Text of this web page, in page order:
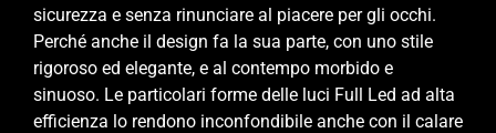
sicurezza e senza rinunciare al piacere per gli occhi.
Perché anche il design fa la sua parte, con uno stile
rigoroso ed elegante, e al contempo morbido e
sinuoso. Le particolari forme delle luci Full Led ad alta
efficienza lo rendono inconfondibile anche con il calare